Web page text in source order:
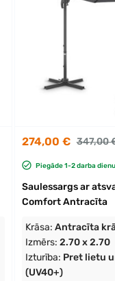
274,00 € 347,00
Piegāde 1-2 darba
Saulessargs ar
Comfort Antracīta
Krāsa: Antracīta
Izmērs: 2.70 x 2.70
Izturība: Pret lietu
(UV40+)